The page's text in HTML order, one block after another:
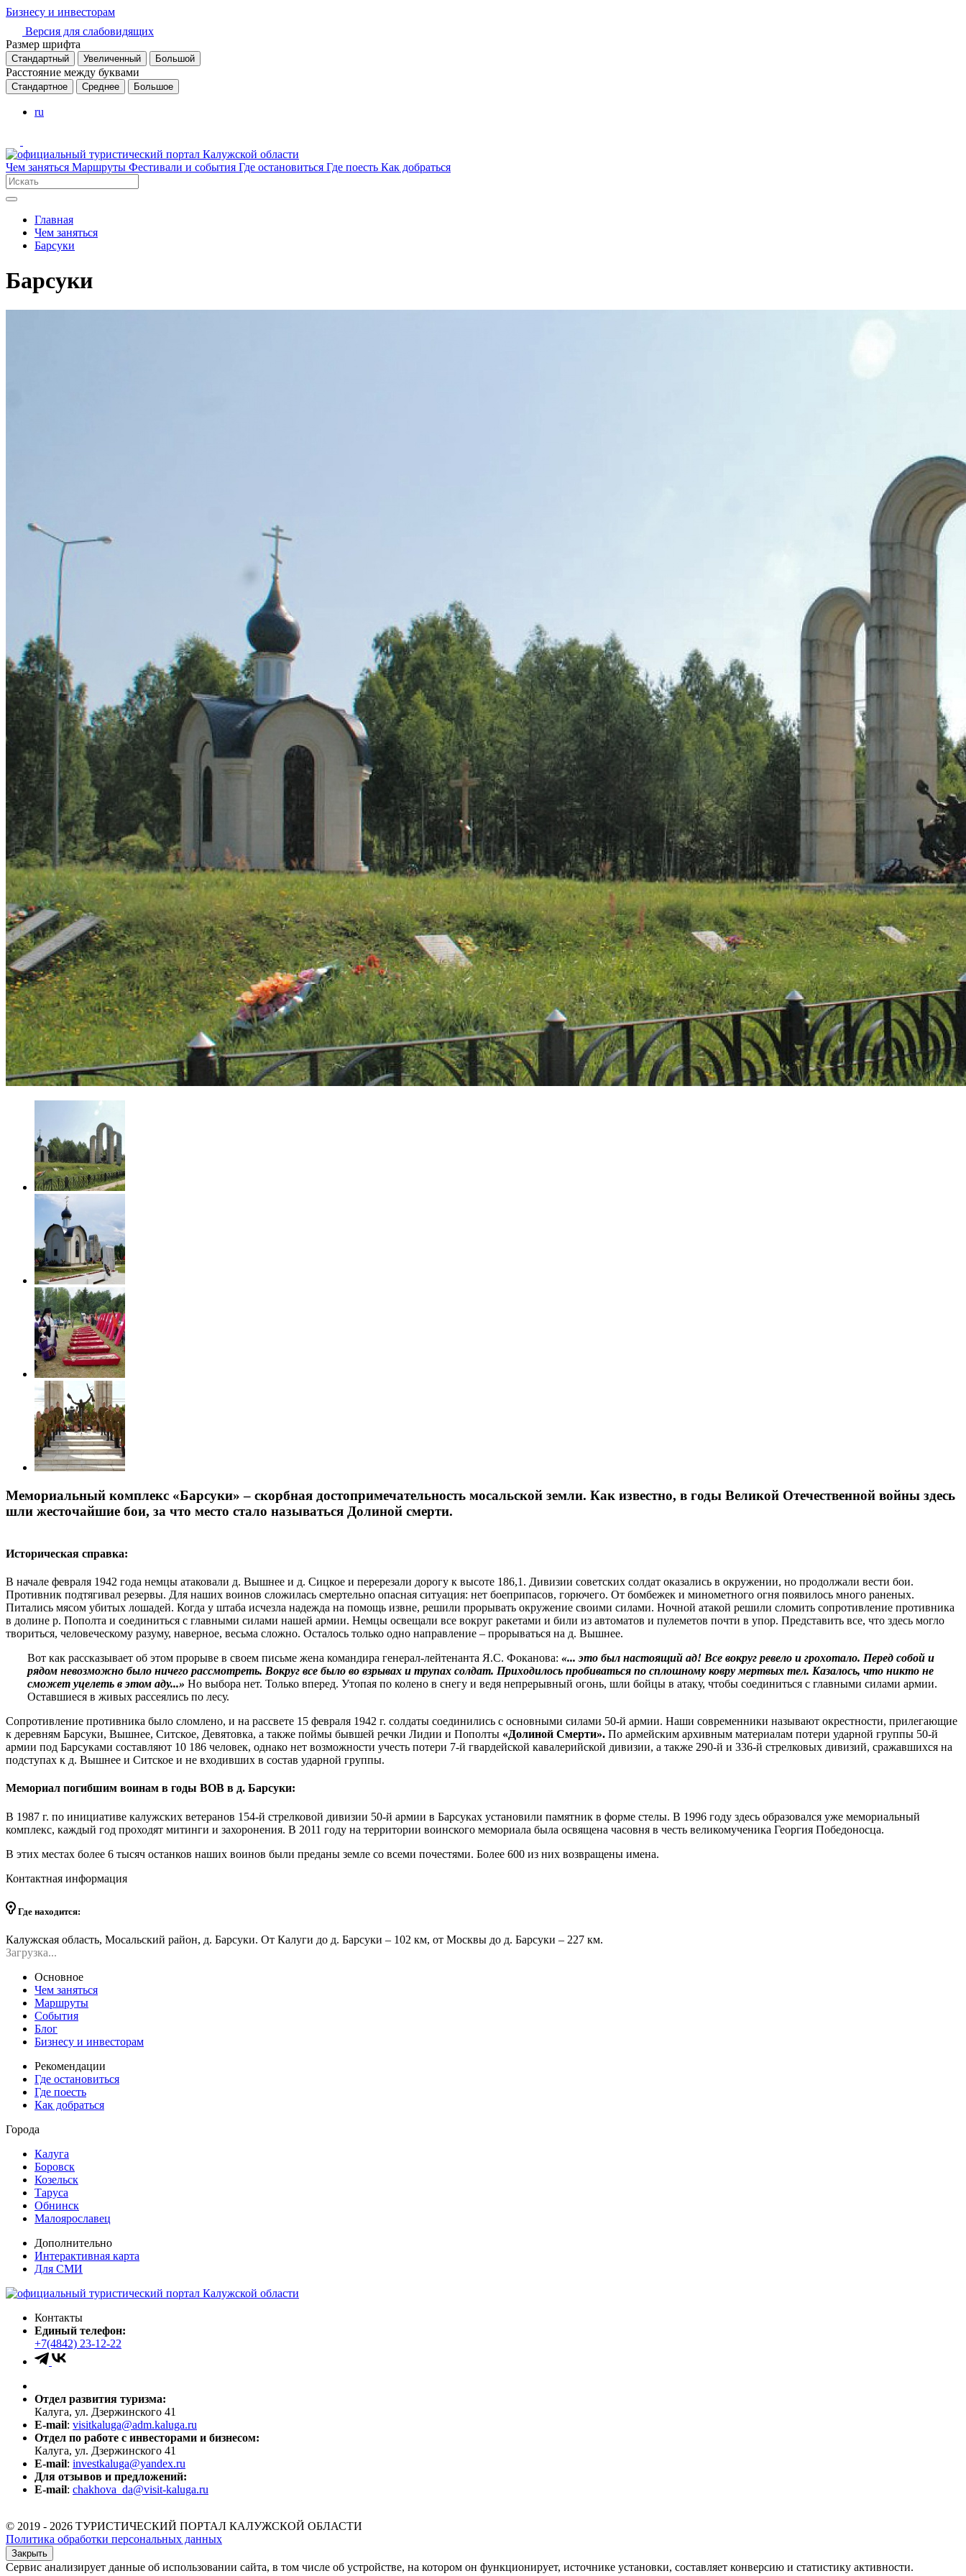
Бизнесу и инвесторам
Версия для слабовидящих
Размер шрифта
Стандартный Увеличенный Большой
Расстояние между буквами
Стандартное Среднее Большое
ru
Чем заняться Маршруты Фестивали и события Где остановиться Где поесть Как добраться
Главная
Чем заняться
Барсуки
Барсуки
Мемориальный комплекс «Барсуки» – скорбная достопримечательность мосальской земли. Как известно, в годы Великой Отечественной войны здесь
шли жесточайшие бои, за что место стало называться Долиной смерти.
Историческая справка:
В начале февраля 1942 года немцы атаковали д. Вышнее и д. Сицкое и перерезали дорогу к высоте 186,1. Дивизии советских солдат оказались в окружении, но продолжали вести бои.
Противник подтягивал резервы. Для наших воинов сложилась смертельно опасная ситуация: нет боеприпасов, горючего. От бомбежек и минометного огня появилось много раненых.
Питались мясом убитых лошадей. Когда у штаба исчезла надежда на помощь извне, решили прорывать окружение своими силами. Ночной атакой решили сломить сопротивление противника
в долине р. Пополта и соединиться с главными силами нашей армии. Немцы освещали все вокруг ракетами и били из автоматов и пулеметов почти в упор. Представить все, что здесь могло
твориться, человеческому разуму, наверное, весьма сложно. Осталось только одно направление – прорываться на д. Вышнее.
Вот как рассказывает об этом прорыве в своем письме жена командира генерал-лейтенанта Я.С. Фоканова: «... это был настоящий ад! Все вокруг ревело и грохотало. Перед собой и
рядом невозможно было ничего рассмотреть. Вокруг все было во взрывах и трупах солдат. Приходилось пробиваться по сплошному ковру мертвых тел. Казалось, что никто не
сможет уцелеть в этом аду...» Но выбора нет. Только вперед. Утопая по колено в снегу и ведя непрерывный огонь, шли бойцы в атаку, чтобы соединиться с главными силами армии.
Оставшиеся в живых рассеялись по лесу.
Сопротивление противника было сломлено, и на рассвете 15 февраля 1942 г. солдаты соединились с основными силами 50-й армии. Наши современники называют окрестности, прилегающие
к деревням Барсуки, Вышнее, Ситское, Девятовка, а также поймы бывшей речки Лидии и Пополты «Долиной Смерти». По армейским архивным материалам потери ударной группы 50-й
армии под Барсуками составляют 10 186 человек, однако нет возможности учесть потери 7-й гвардейской кавалерийской дивизии, а также 290-й и 336-й стрелковых дивизий, сражавшихся на
подступах к д. Вышнее и Ситское и не входивших в состав ударной группы.
Мемориал погибшим воинам в годы ВОВ в д. Барсуки:
В 1987 г. по инициативе калужских ветеранов 154-й стрелковой дивизии 50-й армии в Барсуках установили памятник в форме стелы. В 1996 году здесь образовался уже мемориальный
комплекс, каждый год проходят митинги и захоронения. В 2011 году на территории воинского мемориала была освящена часовня в честь великомученика Георгия Победоносца.
В этих местах более 6 тысяч останков наших воинов были преданы земле со всеми почестями. Более 600 из них возвращены имена.
Контактная информация
Где находится:
Калужская область, Мосальский район, д. Барсуки. От Калуги до д. Барсуки – 102 км, от Москвы до д. Барсуки – 227 км.
Загрузка...
Основное
Чем заняться
Маршруты
События
Блог
Бизнесу и инвесторам
Рекомендации
Где остановиться
Где поесть
Как добраться
Города
Калуга
Боровск
Козельск
Таруса
Обнинск
Малоярославец
Дополнительно
Интерактивная карта
Для СМИ
Контакты
Единый телефон:
+7(4842) 23-12-22
Отдел развития туризма:
Калуга, ул. Дзержинского 41
E-mail: visitkaluga@adm.kaluga.ru
Отдел по работе с инвесторами и бизнесом:
Калуга, ул. Дзержинского 41
E-mail: investkaluga@yandex.ru
Для отзывов и предложений:
E-mail: chakhova_da@visit-kaluga.ru
© 2019 - 2026 ТУРИСТИЧЕСКИЙ ПОРТАЛ КАЛУЖСКОЙ ОБЛАСТИ
Политика обработки персональных данных
Закрыть
Сервис анализирует данные об использовании сайта, в том числе об устройстве, на котором он функционирует, источнике установки, составляет конверсию и статистику активности.